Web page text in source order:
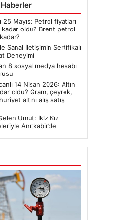
25 Mayıs: Petrol fiyatları
oldu? Brent petrol
Sanal İletişimin Sertifikalı
Deneyimi
8 sosyal medya hesabı
14 Nisan 2026: Altın
oldu? Gram, çeyrek,
altını alış satış
Umut: İkiz Kız
Anıtkabir’de